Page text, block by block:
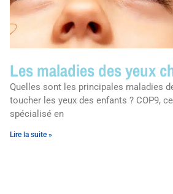
Les maladies des yeux
Quelles sont les principales maladies
toucher les yeux des enfants ? COP9,
spécialisé en
Lire la suite »